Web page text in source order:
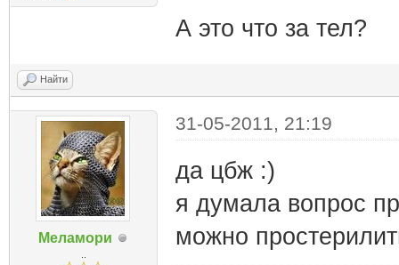
А это что за тел?
Найти
Меламори
31-05-2011, 21:19
да цбж :)
я думала вопрос
можно